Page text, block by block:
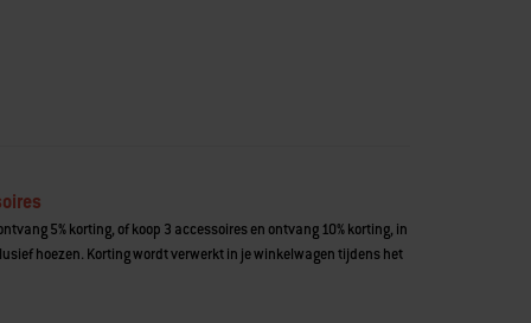
5% korting, of koop 3 accessoires en ontvang 10% korting, in
hoezen. Korting wordt verwerkt in je winkelwagen tijdens het